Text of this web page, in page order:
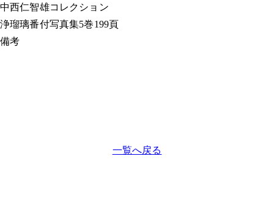
中西仁智雄コレクション
浄瑠璃番付写真集5巻199頁
備考
一覧へ戻る